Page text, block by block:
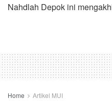
Nahdlah Depok ini
Home Artikel MUI